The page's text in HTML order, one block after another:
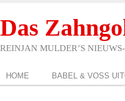
Das
REINJAN MULDER’S
HOME BABEL & VOSS